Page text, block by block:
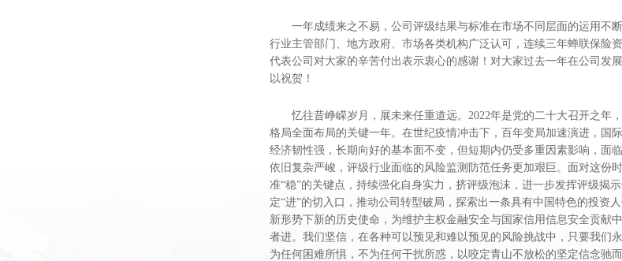
一年成绩来之不易，公司评级结果与标准在市场不同层面的运用不
行业主管部门、地方政府、市场各类机构广泛认可，连续三年蝉联保险
代表公司对大家的辛苦付出表示衷心的感谢！对大家过去一年在公司发
以祝贺！
忆往昔峥嵘岁月，展未来任重道远。2022年是党的二十大召开之年
格局全面布局的关键一年。在世纪疫情冲击下，百年变局加速演进，国
经济韧性强，长期向好的基本面不变，但短期内仍受多重因素影响，面
依旧复杂严峻，评级行业面临的风险监测防范任务更加艰巨。面对这份
准“稳”的关键点，持续强化自身实力，挤评级泡沫，进一步发挥评级揭
定“进”的切入口，推动公司转型破局，探索出一条具有中国特色的投资
新形势下新的历史使命，为维护主权金融安全与国家信用信息安全贡献
者进。我们坚信，在各种可以预见和难以预见的风险挑战中，只要我们
为任何困难所惧，不为任何干扰所惑，以咬定青山不放松的坚定信念驰